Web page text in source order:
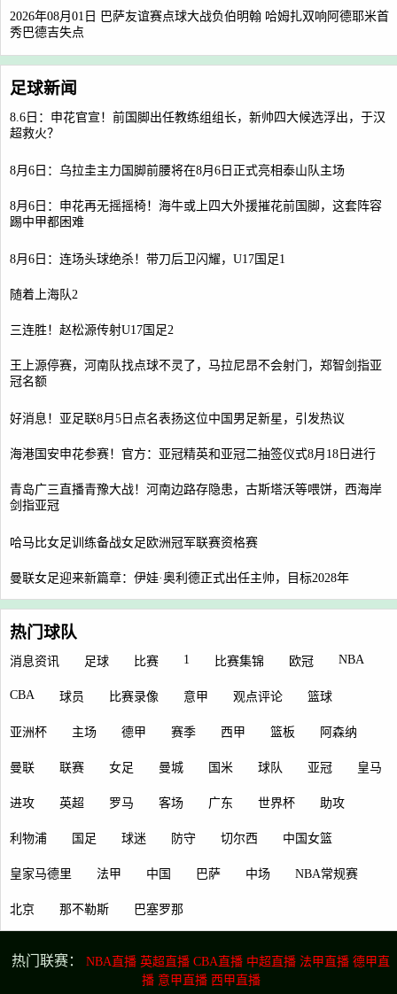
2026年08月01日 巴萨友谊赛点球大战负伯明翰 哈姆扎双响阿德耶米首
秀巴德吉失点
足球新闻
8.6日：申花官宣！前国脚出任教练组组长，新帅四大候选浮出，于汉
超救火？
8月6日：乌拉圭主力国脚前腰将在8月6日正式亮相泰山队主场
8月6日：申花再无摇摇椅！海牛或上四大外援摧花前国脚，这套阵容
踢中甲都困难
8月6日：连场头球绝杀！带刀后卫闪耀，U17国足1
随着上海队2
三连胜！赵松源传射U17国足2
王上源停赛，河南队找点球不灵了，马拉尼昂不会射门，郑智剑指亚
冠名额
好消息！亚足联8月5日点名表扬这位中国男足新星，引发热议
海港国安申花参赛！官方：亚冠精英和亚冠二抽签仪式8月18日进行
青岛广三直播青豫大战！河南边路存隐患，古斯塔沃等喂饼，西海岸
剑指亚冠
哈马比女足训练备战女足欧洲冠军联赛资格赛
曼联女足迎来新篇章：伊娃·奥利德正式出任主帅，目标2028年
热门球队
消息资讯 足球 比赛 1 比赛集锦 欧冠 NBA
CBA 球员 比赛录像 意甲 观点评论 篮球
亚洲杯 主场 德甲 赛季 西甲 篮板 阿森纳
曼联 联赛 女足 曼城 国米 球队 亚冠 皇马
进攻 英超 罗马 客场 广东 世界杯 助攻
利物浦 国足 球迷 防守 切尔西 中国女篮
皇家马德里 法甲 中国 巴萨 中场 NBA常规赛
北京 那不勒斯 巴塞罗那
热门联赛： NBA直播 英超直播 CBA直播 中超直播 法甲直播 德甲直
播 意甲直播 西甲直播